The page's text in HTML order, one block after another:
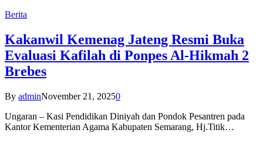
Berita
Kakanwil Kemenag Jateng Resmi Buka
Evaluasi Kafilah di Ponpes Al-Hikmah 2
Brebes
By adminNovember 21, 20250
Ungaran – Kasi Pendidikan Diniyah dan Pondok Pesantren pada
Kantor Kementerian Agama Kabupaten Semarang, Hj.Titik…